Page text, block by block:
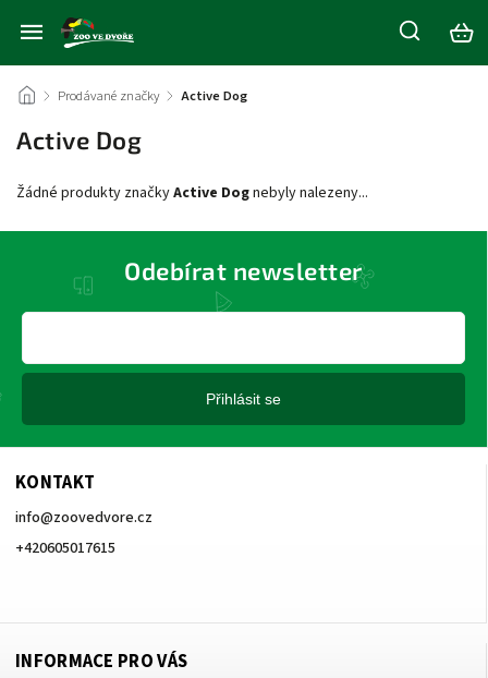
/ Prodávané značky / Active Dog
Active Dog
Žádné produkty značkyActive Dognebyly nalezeny...
KONTAKT
info@zoovedvore.cz
+420605017615
INFORMACE PRO VÁS
Odebírat newsletter
Přihlásit se